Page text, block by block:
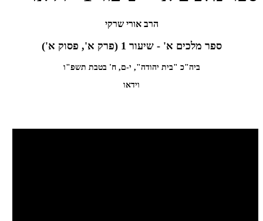
הרב אורי שרקי
ספר מלכים א' - שיעור 1 (פרק א', פסוק א')
ביה"כ "בית יהודה", י-ם, ח' בטבת תשפ"ו
וידאו